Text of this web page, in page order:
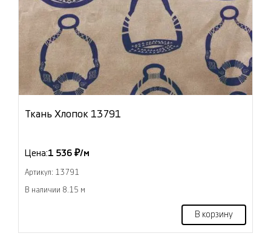
Ткань Хлопок 13791
Цена:1 536 ₽/м
Артикул: 13791
В наличии 8.15 м
В корзину